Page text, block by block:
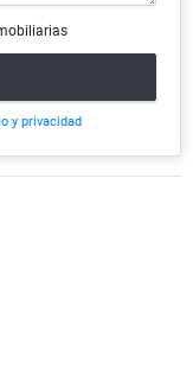
y privacidad